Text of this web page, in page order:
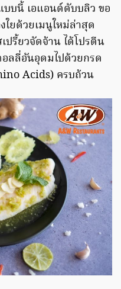
บบนี้ เอแอนด์ดับบลิว ขอ
ยด้วยเมนูใหม่ล่าสุด
ปรี้ยวจัดจ้าน ได้โปรตีน
อลลี่อันอุดมไปด้วยกรด
Acids) ครบถ้วน